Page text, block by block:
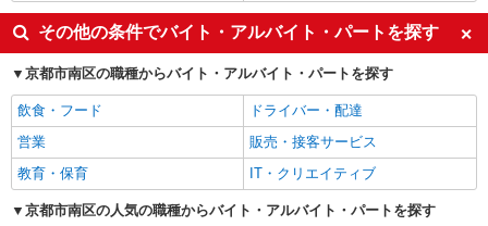
その他の条件でバイト・アルバイト・パートを探す
京都市南区の職種からバイト・アルバイト・パートを探す
飲食・フード
ドライバー・配達
営業
販売・接客サービス
教育・保育
IT・クリエイティブ
京都市南区の人気の職種からバイト・アルバイト・パートを探す